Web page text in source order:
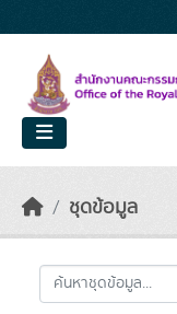
ชุดข้อมูล